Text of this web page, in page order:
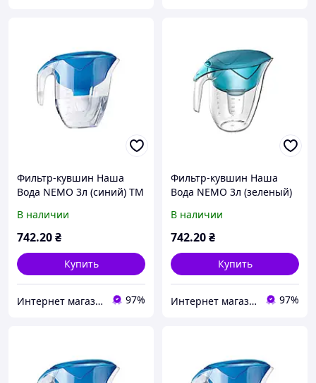
Фильтр-кувшин Наша
Вода NEMO 3л (синий) ТМ
В наличии
742.20₴
Купить
Интернет магазин BuyPlace 97%
Фильтр-кувшин Наша
Вода NEMO 3л (зеленый)
В наличии
742.20₴
Купить
Интернет магазин BuyPlace 97%